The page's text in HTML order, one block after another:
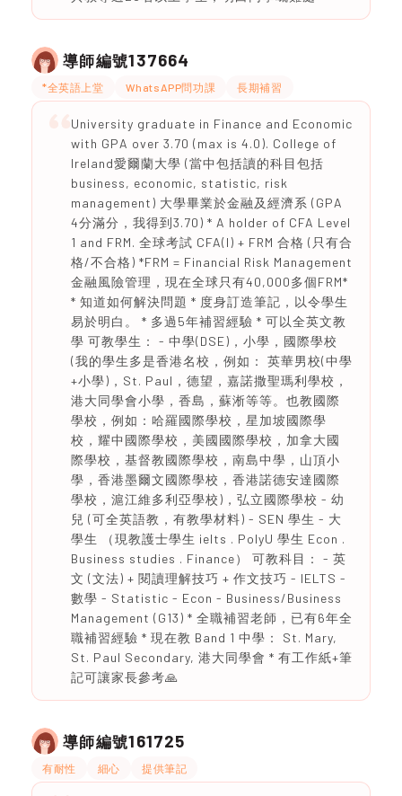
導師編號137664
*全英語上堂 WhatsAPP問功課 長期補習
University graduate in Finance and Economic
with GPA over 3.70 (max is 4.0). College of
Ireland愛爾蘭大學 (當中包括讀的科目包括
business, economic, statistic, risk
management) 大學畢業於金融及經濟系 (GPA
4分滿分，我得到3.70) * A holder of CFA Level
1 and FRM. 全球考試 CFA(I) + FRM 合格 (只有合
格/不合格) *FRM = Financial Risk Management
金融風險管理，現在全球只有40,000多個FRM*
* 知道如何解決問題 * 度身訂造筆記，以令學生
易於明白。 * 多過5年補習經驗 * 可以全英文教
學 可教學生： - 中學(DSE)，小學，國際學校
(我的學生多是香港名校，例如： 英華男校(中學
+小學)，St. Paul，德望，嘉諾撒聖瑪利學校，
港大同學會小學，香島，蘇淅等等。也教國際
學校，例如：哈羅國際學校，星加坡國際學
校，耀中國際學校，美國國際學校，加拿大國
際學校，基督教國際學校，南島中學，山頂小
學，香港墨爾文國際學校，香港諾德安達國際
學校，滬江維多利亞學校)，弘立國際學校 - 幼
兒 (可全英語教，有教學材料) - SEN 學生 - 大
學生 （現教護士學生 ielts . PolyU 學生 Econ .
Business studies . Finance） 可教科目： - 英
文 (文法) + 閱讀理解技巧 + 作文技巧 - IELTS -
數學 - Statistic - Econ - Business/Business
Management (G13) * 全職補習老師，已有6年全
職補習經驗 * 現在教 Band 1 中學： St. Mary,
St. Paul Secondary, 港大同學會 * 有工作紙+筆
記可讓家長參考🙏
導師編號161725
有耐性 細心 提供筆記